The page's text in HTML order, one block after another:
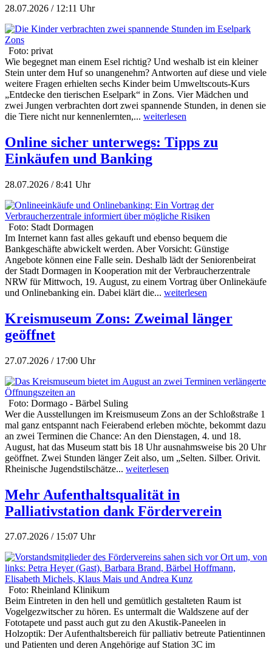
28.07.2026 / 12:11 Uhr
Foto: privat
Wie begegnet man einem Esel richtig? Und weshalb ist ein kleiner
Stein unter dem Huf so unangenehm? Antworten auf diese und viele
weitere Fragen erhielten sechs Kinder beim Umweltscouts-Kurs
„Entdecke den tierischen Eselpark“ in Zons. Vier Mädchen und
zwei Jungen verbrachten dort zwei spannende Stunden, in denen sie
die Tiere nicht nur kennenlernten,... weiterlesen
Online sicher unterwegs: Tipps zu
Einkäufen und Banking
28.07.2026 / 8:41 Uhr
Foto: Stadt Dormagen
Im Internet kann fast alles gekauft und ebenso bequem die
Bankgeschäfte abwickelt werden. Aber Vorsicht: Günstige
Angebote können eine Falle sein. Deshalb lädt der Seniorenbeirat
der Stadt Dormagen in Kooperation mit der Verbraucherzentrale
NRW für Mittwoch, 19. August, zu einem Vortrag über Onlinekäufe
und Onlinebanking ein. Dabei klärt die... weiterlesen
Kreismuseum Zons: Zweimal länger
geöffnet
27.07.2026 / 17:00 Uhr
Foto: Dormago - Bärbel Suling
Wer die Ausstellungen im Kreismuseum Zons an der Schloßstraße 1
mal ganz entspannt nach Feierabend erleben möchte, bekommt dazu
an zwei Terminen die Chance: An den Dienstagen, 4. und 18.
August, hat das Museum statt bis 18 Uhr ausnahmsweise bis 20 Uhr
geöffnet. Zwei Stunden länger Zeit also, um „Selten. Silber. Orivit.
Rheinische Jugendstilschätze... weiterlesen
Mehr Aufenthaltsqualität in
Palliativstation dank Förderverein
27.07.2026 / 15:07 Uhr
Foto: Rheinland Klinikum
Beim Eintreten in den hell und gemütlich gestalteten Raum ist
Vogelgezwitscher zu hören. Es untermalt die Waldszene auf der
Fototapete und passt auch gut zu den Akustik-Paneelen in
Holzoptik: Der Aufenthaltsbereich für palliativ betreute Patientinnen
und Patienten und deren Angehörige auf Station 3C im